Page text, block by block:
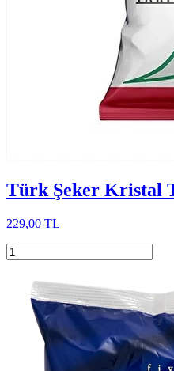
Türk Şeker Kristal
229,00 TL